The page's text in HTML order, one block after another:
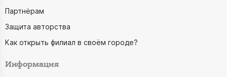
Партнёрам
Защита авторства
Как открыть филиал в своём городе?
Информация